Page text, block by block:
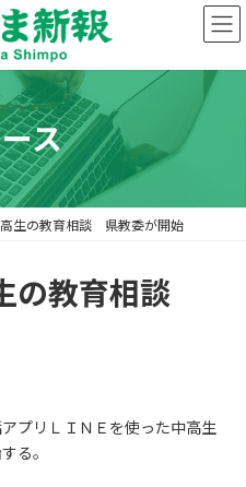
ス
高生の教育相談 県教委が開始
の教育相談
プリＬＩＮＥを使った中高生
る。